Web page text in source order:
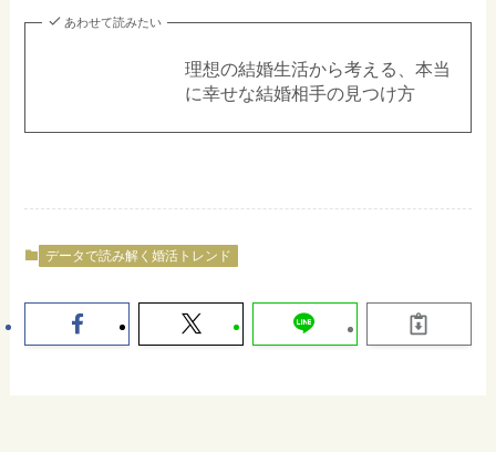
あわせて読みたい
理想の結婚生活から考える、本当
に幸せな結婚相手の見つけ方
データで読み解く婚活トレンド